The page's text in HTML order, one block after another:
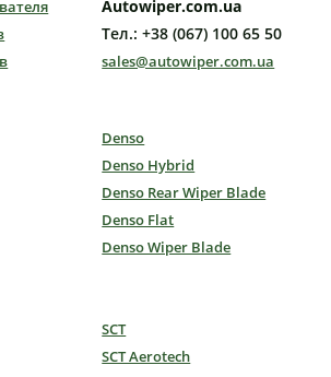
Autowiper.com.ua
Тел.: +38 (067) 100 65 50
sales@autowiper.com.ua
Denso
Denso Hybrid
Denso Rear Wiper Blade
Denso Flat
Denso Wiper Blade
SCT
SCT Aerotech